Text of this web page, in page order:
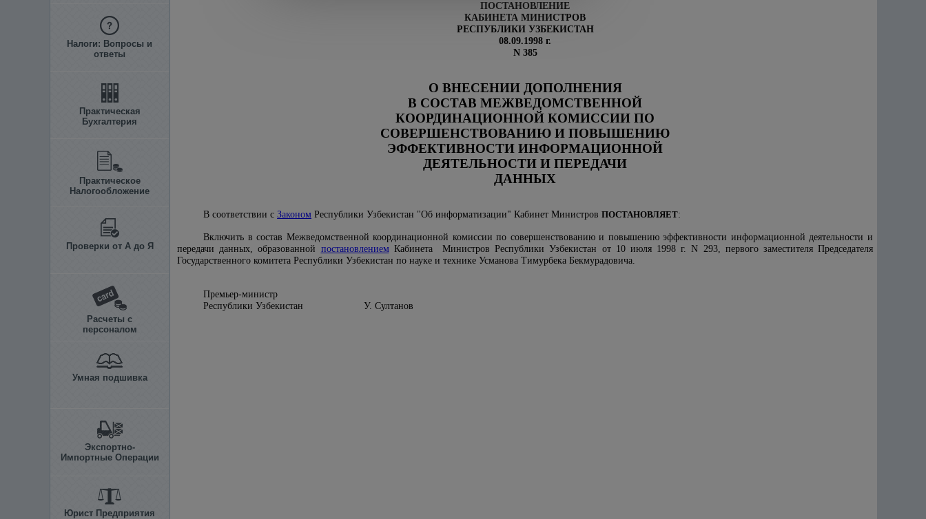
Налоги: Вопросы и
ответы
Практическая
Бухгалтерия
Практическое
Налогообложение
Проверки от А до Я
Расчеты с
персоналом
Умная подшивка
Экспортно-
Импортные Операции
Юрист Предприятия
ПОСТАНОВЛЕНИЕ
КАБИНЕТА МИНИСТРОВ
РЕСПУБЛИКИ УЗБЕКИСТАН
08.09.1998 г.
N 385
О ВНЕСЕНИИ ДОПОЛНЕНИЯ
В СОСТАВ МЕЖВЕДОМСТВЕННОЙ
КООРДИНАЦИОННОЙ КОМИССИИ ПО
СОВЕРШЕНСТВОВАНИЮ И ПОВЫШЕНИЮ
ЭФФЕКТИВНОСТИ ИНФОРМАЦИОННОЙ
ДЕЯТЕЛЬНОСТИ И ПЕРЕДАЧИ
ДАННЫХ
В соответствии с Законом Республики Узбекистан "Об информатизации" Кабинет Министров ПОСТАНОВЛЯЕТ:
Включить в состав Межведомственной координационной комиссии по совершенствованию и повышению эффективности информационной деятельности и
передачи данных, образованной постановлениемКабинета
Министров Республики Узбекистан от 10 июля 1998 г. N 293, первого заместителя Председателя
Государственного комитета Республики Узбекистан по науке и технике Усманова Тимурбека Бекмурадовича.
Премьер-министр
Республики Узбекистан У. Султанов